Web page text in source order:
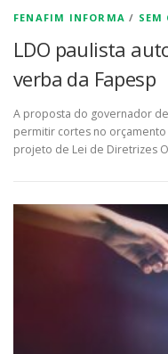
FENAFIM INFORMA / SEM
LDO paulista
verba da Fapesp
A proposta do governador
permitir cortes no
projeto de Lei de Diretrizes